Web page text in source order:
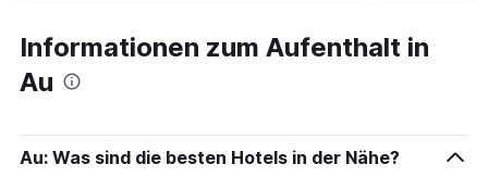
Informationen zum Aufenthalt in
Au
Au: Was sind die besten Hotels in der Nähe?